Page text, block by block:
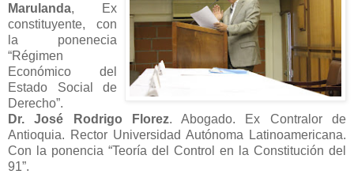
Marulanda, Ex
constituyente, con
la ponenecia
“Régimen
Económico del
Estado Social de
Derecho”.
Dr. José Rodrigo Florez. Abogado. Ex Contralor de
Antioquia. Rector Universidad Autónoma Latinoamericana.
Con la ponencia “Teoría del Control en la Constitución del
91”.